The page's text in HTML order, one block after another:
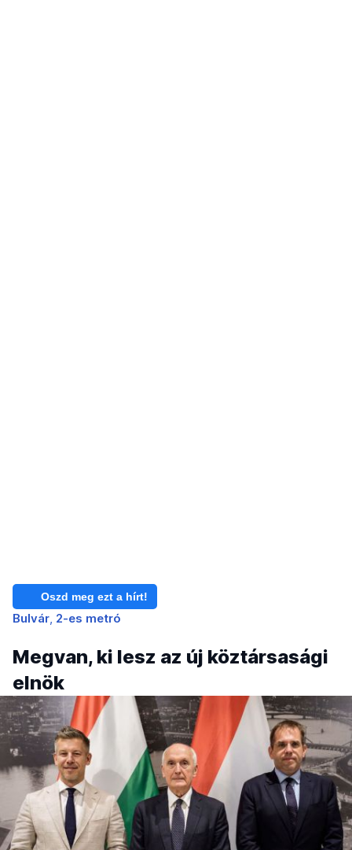
Oszd meg ezt a hírt!
Bulvár 2-es metró
Megvan, ki lesz az új köztársasági
elnök